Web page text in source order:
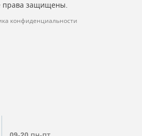
права защищены.
конфиденциальности